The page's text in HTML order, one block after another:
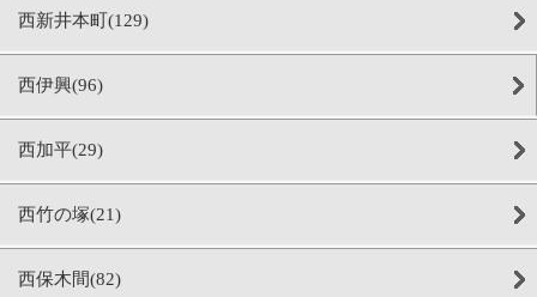
西新井本町(129)
西伊興(96)
西加平(29)
西竹の塚(21)
西保木間(82)